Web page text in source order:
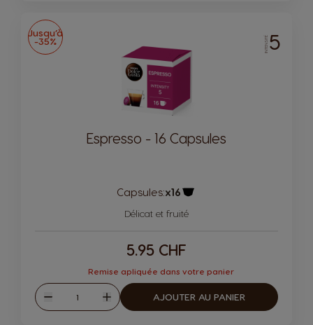
Jusqu’à
-35% INTENSITÉ5
Espresso - 16 Capsules
Capsules:x16
Délicat et fruité
5.95 CHF
Remise apliquée dans votre panier
Diminuer
Quantité
Augmenter
AJOUTER AU PANIER